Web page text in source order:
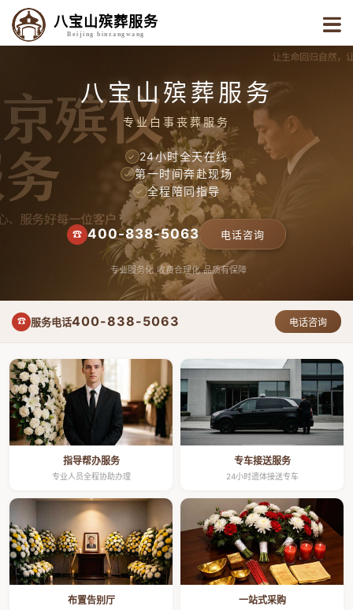
八宝山殡葬服务
Beijing binzangwang
八宝山殡葬服务
专业白事丧葬服务
✓ 24小时全天在线
✓ 第一时间奔赴现场
✓ 全程陪同指导
☎ 400-838-5063 电话咨询
专业服务化 收费合理化 品质有保障
☎ 服务电话400-838-5063 电话咨询
指导帮办服务
专业人员全程协助办理
专车接送服务
24小时遗体接送专车
布置告别厅 一站式采购